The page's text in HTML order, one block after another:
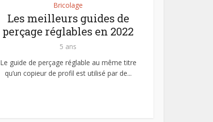
Bricolage
Les meilleurs guides de
perçage réglables en 2022
5 ans
Le guide de perçage réglable au même titre
qu’un copieur de profil est utilisé par de...